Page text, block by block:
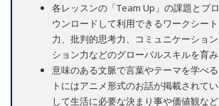
各レッスンの「Team Up」の課題とプ
ウンロードして利用できるワークシー
力、批判的思考力、コミュニケーショ
ション力などのグローバルスキルを育み
意味のある文脈で言葉やテーマを学べ
トにはアニメ形式のお話が掲載されて
して生活に必要な決まり事や価値観な